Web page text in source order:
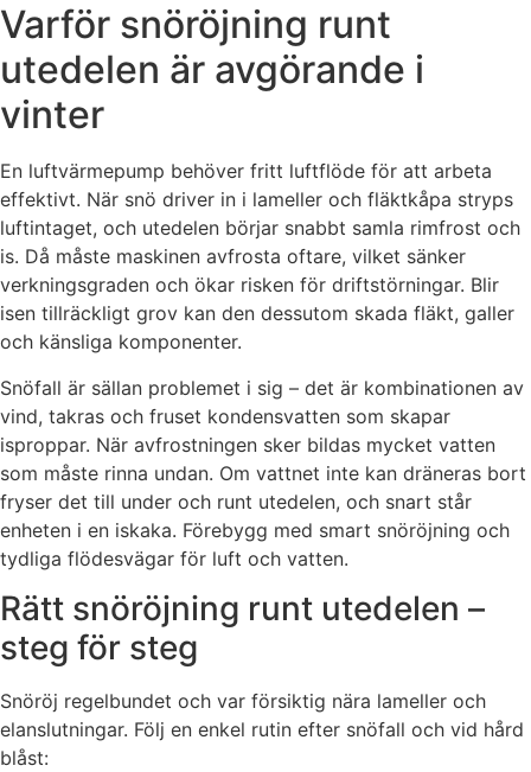
Varför snöröjning runt
utedelen är avgörande i
vinter
En luftvärmepump behöver fritt luftflöde för att arbeta
effektivt. När snö driver in i lameller och fläktkåpa stryps
luftintaget, och utedelen börjar snabbt samla rimfrost och
is. Då måste maskinen avfrosta oftare, vilket sänker
verkningsgraden och ökar risken för driftstörningar. Blir
isen tillräckligt grov kan den dessutom skada fläkt, galler
och känsliga komponenter.
Snöfall är sällan problemet i sig – det är kombinationen av
vind, takras och fruset kondensvatten som skapar
isproppar. När avfrostningen sker bildas mycket vatten
som måste rinna undan. Om vattnet inte kan dräneras bort
fryser det till under och runt utedelen, och snart står
enheten i en iskaka. Förebygg med smart snöröjning och
tydliga flödesvägar för luft och vatten.
Rätt snöröjning runt utedelen –
steg för steg
Snöröj regelbundet och var försiktig nära lameller och
elanslutningar. Följ en enkel rutin efter snöfall och vid hård
blåst: